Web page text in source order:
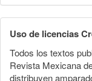
Uso de licencias
Todos los textos
Revista Mexicana
distribuyen